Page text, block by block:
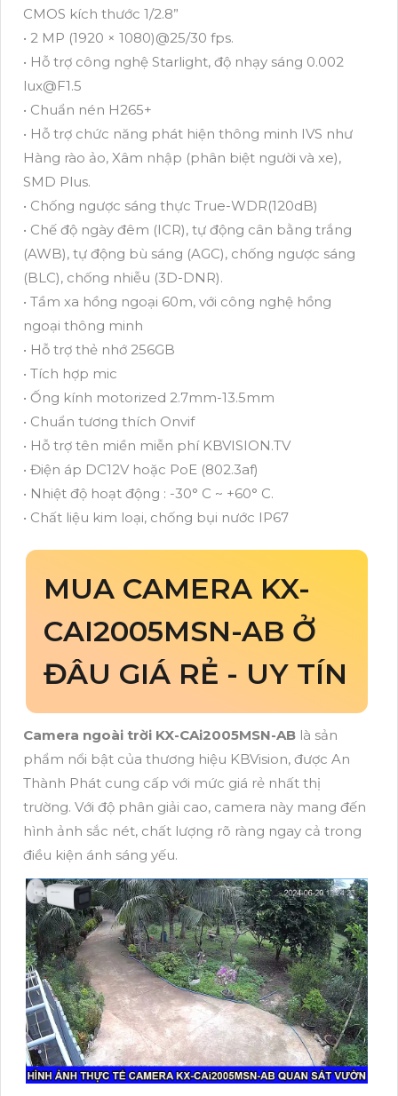
CMOS kích thước 1/2.8”
• 2 MP (1920 × 1080)@25/30 fps.
• Hỗ trợ công nghệ Starlight, độ nhạy sáng 0.002
lux@F1.5
• Chuẩn nén H265+
• Hỗ trợ chức năng phát hiện thông minh IVS như
Hàng rào ảo, Xâm nhập (phân biệt người và xe),
SMD Plus.
• Chống ngược sáng thực True-WDR(120dB)
• Chế độ ngày đêm (ICR), tự động cân bằng trắng
(AWB), tự động bù sáng (AGC), chống ngược sáng
(BLC), chống nhiễu (3D-DNR).
• Tầm xa hồng ngoại 60m, với công nghệ hồng
ngoại thông minh
• Hỗ trợ thẻ nhớ 256GB
• Tích hợp mic
• Ống kính motorized 2.7mm-13.5mm
• Chuẩn tương thích Onvif
• Hỗ trợ tên miền miễn phí KBVISION.TV
• Điện áp DC12V hoặc PoE (802.3af)
• Nhiệt độ hoạt động : -30° C ~ +60° C.
• Chất liệu kim loại, chống bụi nước IP67
MUA CAMERA KX-
CAI2005MSN-AB Ở
ĐÂU GIÁ RẺ - UY TÍN
Camera ngoài trời KX-CAi2005MSN-AB là sản
phẩm nổi bật của thương hiệu KBVision, được An
Thành Phát cung cấp với mức giá rẻ nhất thị
trường. Với độ phân giải cao, camera này mang đến
hình ảnh sắc nét, chất lượng rõ ràng ngay cả trong
điều kiện ánh sáng yếu.